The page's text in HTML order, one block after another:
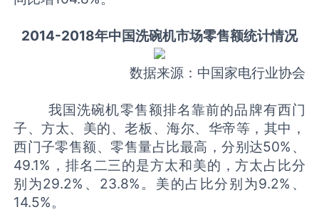
2014-2018年中国洗碗机市场零售额统计情况
数据来源：中国家电行业协会
我国洗碗机零售额排名靠前的品牌有西门
子、方太、美的、老板、海尔、华帝等，其中，
西门子零售额、零售量占比最高，分别达50%、
49.1%，排名二三的是方太和美的，方太占比分
别为29.2%、23.8%。美的占比分别为9.2%、
14.5%。